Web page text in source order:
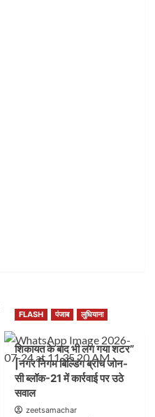
FLASH पंजाब लुधियाना
शिकायत के बाद भी लग गया शटर”
|नगर निगम बिल्डिंग ब्रांच जोन-
सी ब्लॉक-21 में कार्रवाई पर उठे
सवाल
zeetsamachar